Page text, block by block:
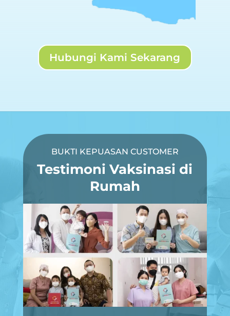
Hubungi Kami Sekarang
BUKTI KEPUASAN CUSTOMER
Testimoni Vaksinasi di
Rumah